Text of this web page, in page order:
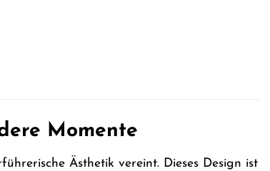
Momente
Ästhetik vereint. Dieses Design ist